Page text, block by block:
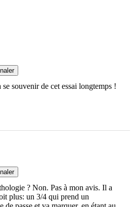
se souvenir de cet essai longtemps !
? Non. Pas à mon avis. Il a
plus: un 3/4 qui prend un